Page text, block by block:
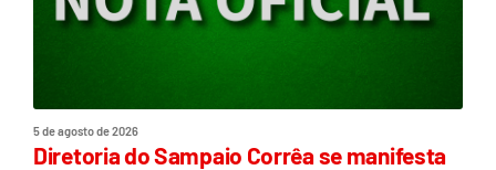
5 de agosto de 2026
Diretoria do Sampaio Corrêa se manifesta